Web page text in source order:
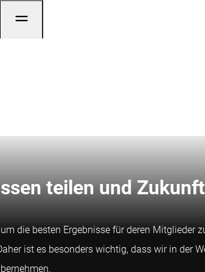
teilen und
die besten Ergebnisse für deren Mitglieder
ist es besonders wichtig, dass wir in der